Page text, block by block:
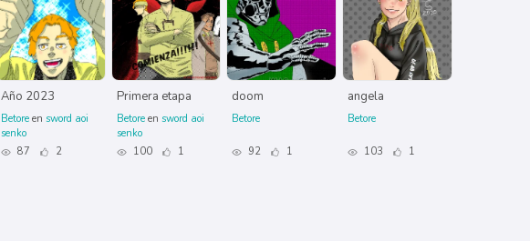
Año 2023
Betore en sword aoi
senko
87
2
Primera etapa
Betore en sword aoi
senko
100
1
doom
Betore
92 1
angela
Betore
103 1